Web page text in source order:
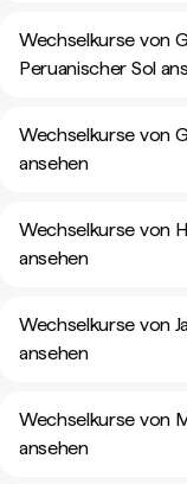
Wechselkurse von
Peruanischer Sol
Wechselkurse von
ansehen
Wechselkurse von
ansehen
Wechselkurse von
ansehen
Wechselkurse von
ansehen